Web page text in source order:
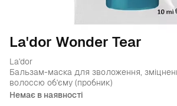
La'dor Wonder Tear
La'dor
Бальзам-маска для зволоження,
волоссю об'єму (пробник)
Немає в наявності